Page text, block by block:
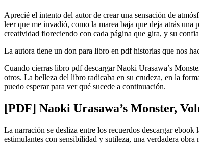
Aprecié el intento del autor de crear una sensación de
leer que me invadió, como la marea baja que deja atrás
creatividad floreciendo con cada página que gira, y su
La autora tiene un don para libro en pdf historias que nos
Cuando cierras libro pdf descargar Naoki Urasawa’s
otros. La belleza del libro radicaba en su crudeza, en la
puedo esperar para ver qué sucede a continuación.
[PDF] Naoki Urasawa’s Monster,
La narración se desliza entre los recuerdos descargar
estimulantes con sensibilidad y sutileza, una verdadera